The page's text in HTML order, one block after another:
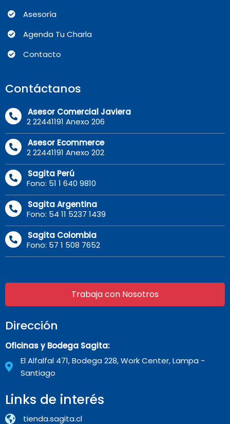
Asesoría
Agenda Tu Charla
Contacto
Contáctanos
Asesor Comercial Javiera
2 22441191 Anexo 206
Asesor Ecommerce
2 22441191 Anexo 202
Sagita Perú
Fono: 51 1 640 9810
Sagita Argentina
Fono: 54 11 5237 1439
Sagita Colombia
Fono: 57 1 508 7652
Trabaja con Nosotros
Dirección
Oficinas y Bodega Sagita:
El Alfalfal 471, Bodega 228, Work Center, Lampa -
Santiago
Links de interés
tienda.sagita.cl